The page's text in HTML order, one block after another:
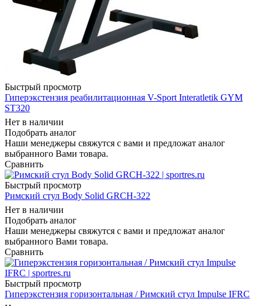
Быстрый просмотр
Гиперэкстензия реабилитационная V-Sport Interatletik GYM
ST320
Нет в наличии
Подобрать аналог
Наши менеджеры свяжутся с вами и предложат аналог
выбранного Вами товара.
Сравнить
Быстрый просмотр
Римский стул Body Solid GRCH-322
Нет в наличии
Подобрать аналог
Наши менеджеры свяжутся с вами и предложат аналог
выбранного Вами товара.
Сравнить
Быстрый просмотр
Гиперэкстензия горизонтальная / Римский стул Impulse IFRC